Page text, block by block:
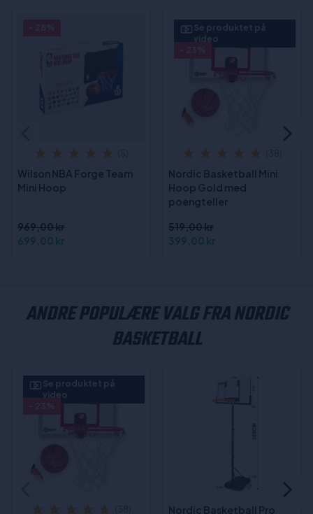
Wilson NBA Forge Team
Mini Hoop
969,00 kr
699,00 kr
Se produktet på
video
Nordic Basketball Mini
Hoop Gold med
poengteller
519,00 kr
399,00 kr
ANDRE POPULÆRE VALG FRA NORDIC
BASKETBALL
Se produktet på
video
Nordic Basketball Pro